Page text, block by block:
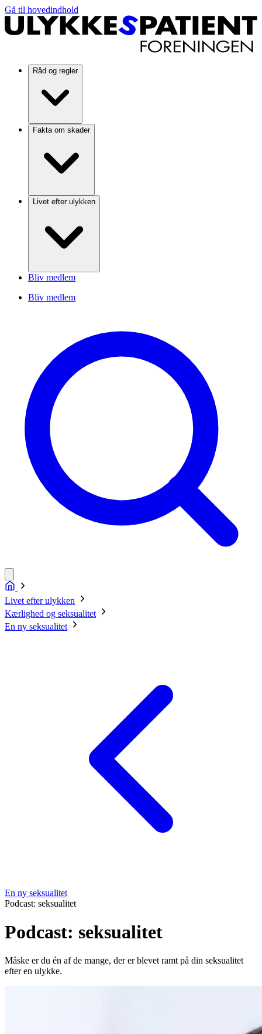
Gå til hovedindhold
Råd og regler
Fakta om skader
Livet efter ulykken
Bliv medlem
Bliv medlem
Livet efter ulykken
Kærlighed og seksualitet
En ny seksualitet
En ny seksualitet
Podcast: seksualitet
Podcast: seksualitet
Måske er du én af de mange, der er blevet ramt på din seksualitet
efter en ulykke.